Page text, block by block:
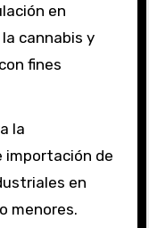
en
cannabis y
fines
la
importación de
en
menores.